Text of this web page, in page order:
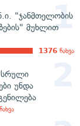
"ჯანმთელობის
მუხლით
1376 ნახვა
სრული
უნდა
ნახვა